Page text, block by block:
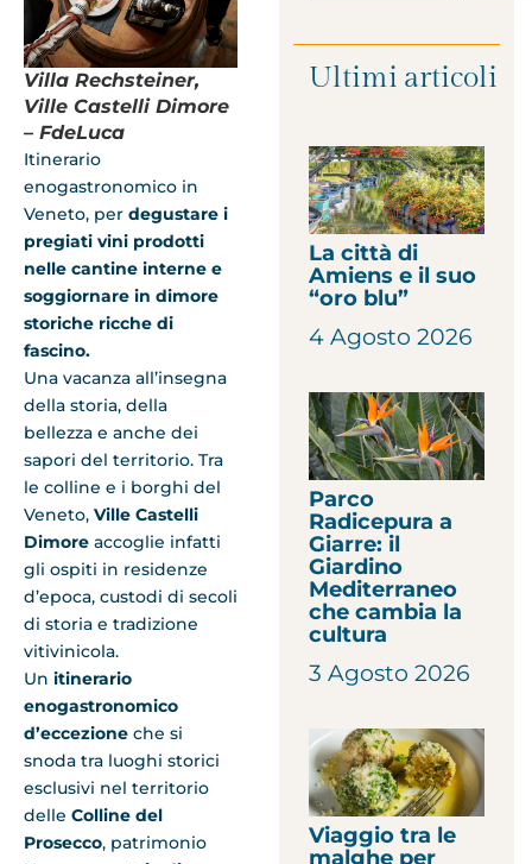
Villa Rechsteiner,
Ville Castelli Dimore
– FdeLuca
Itinerario
enogastronomico in
Veneto, per degustare i
pregiati vini prodotti
nelle cantine interne e
soggiornare in dimore
storiche ricche di
fascino.
Una vacanza all’insegna
della storia, della
bellezza e anche dei
sapori del territorio. Tra
le colline e i borghi del
Veneto, Ville Castelli
Dimore accoglie infatti
gli ospiti in residenze
d’epoca, custodi di secoli
di storia e tradizione
vitivinicola.
Un itinerario
enogastronomico
d’eccezione che si
snoda tra luoghi storici
esclusivi nel territorio
delle Colline del
Prosecco, patrimonio
Ultimi articoli
La città di
Amiens e il suo
“oro blu”
4 Agosto 2026
Parco
Radicepura a
Giarre: il
Giardino
Mediterraneo
che cambia la
cultura
3 Agosto 2026
Viaggio tra le
malghe per